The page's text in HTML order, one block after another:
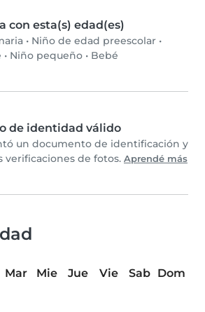
con esta(s) edad(es)
• Niño de edad preescolar •
• Niño pequeño • Bebé
de identidad válido
un documento de identificación y
verificaciones de fotos. Aprendé más
Mar Mie Jue Vie Sab
Dom